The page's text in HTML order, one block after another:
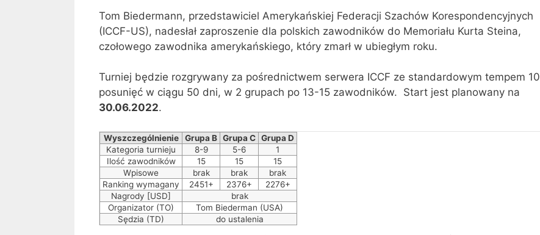
Tom Biedermann, przedstawiciel Amerykańskiej Federacji Szachów Korespondencyjnych
(ICCF-US), nadesłał zaproszenie dla polskich zawodników do Memoriału Kurta Steina,
czołowego zawodnika amerykańskiego, który zmarł w ubiegłym roku.
Turniej będzie rozgrywany za pośrednictwem serwera ICCF ze standardowym tempem 10
posunięć w ciągu 50 dni, w 2 grupach po 13-15 zawodników. Start jest planowany na
30.06.2022.
Wyszczególnienie Grupa B Grupa C Grupa D
Kategoria turnieju
8-9 5-6
1
Ilość zawodników
15 15
15
Wpisowe
brak brak
brak
Ranking wymagany
2451+ 2376+
2276+
Nagrody [USD]
brak
Organizator (TO)
Tom Biederman (USA)
Sędzia (TD)
do ustalenia